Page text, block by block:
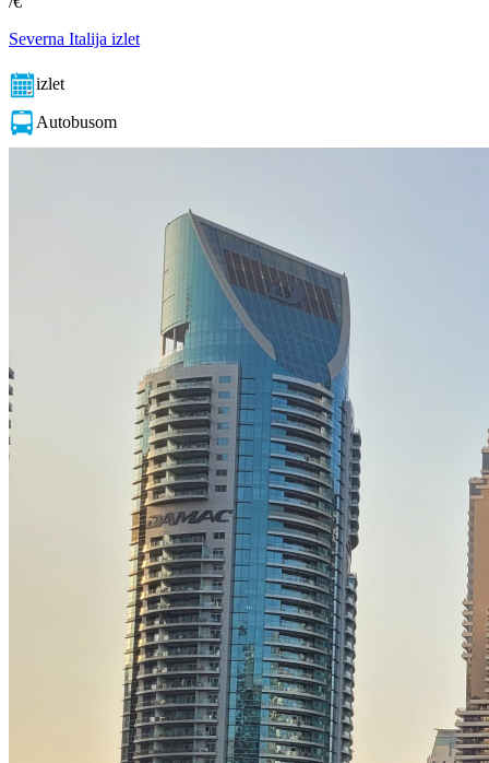
Severna Italija izlet
izlet
Autobusom